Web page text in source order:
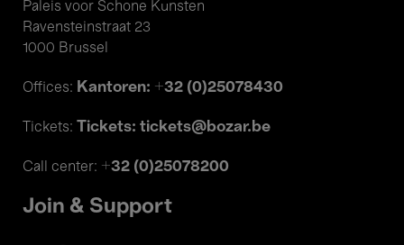
Paleis voor Schone Kunsten
Ravensteinstraat 23
1000 Brussel
Offices: Kantoren: +32 (0)25078430
Tickets: Tickets: tickets@bozar.be
Call center: +32 (0)25078200
Join & Support